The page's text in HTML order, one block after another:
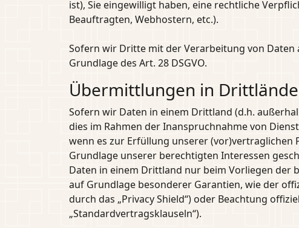
ist), Sie eingewilligt haben, eine rechtliche
Beauftragten, Webhostern, etc.).
Sofern wir Dritte mit der Verarbeitung von
Grundlage des Art. 28 DSGVO.
Übermittlungen in
Sofern wir Daten in einem Drittland (d.h.
dies im Rahmen der Inanspruchnahme von
wenn es zur Erfüllung unserer
Grundlage unserer berechtigten Interessen
Daten in einem Drittland nur beim Vorliegen der
auf Grundlage besonderer Garantien, wie der
durch das „Privacy Shield“) oder Beachtung
„Standardvertragsklauseln“).